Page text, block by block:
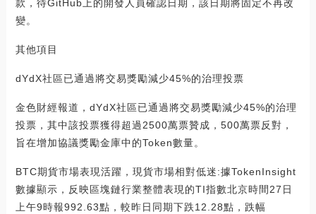
款，待GitHub上的開發人員確認日期，該日期將固定不再改
變。
其他項目
dYdX社區已通過將交易獎勵減少45%的治理投票
金色財經報道，dYdX社區已通過將交易獎勵減少45%的治理
投票，其中該投票獲得超過2500萬票贊成，500萬票反對，
旨在增加協議獎勵金庫中的Token數量。
BTC期貨市場表現活躍，現貨市場相對低迷:據TokenInsight
數據顯示，反映區塊鏈行業整體表現的TI指數北京時間27日
上午9時報992.63點，較昨日同期下跌12.28點，跌幅